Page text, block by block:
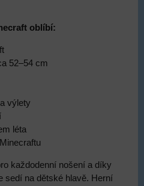
oblíbí:
52–54 cm
výlety
léta
každodenní nošení a díky
sedí na dětské hlavě. Herní